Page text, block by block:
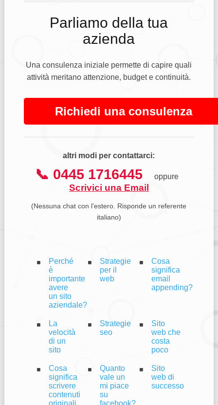
Parliamo della tua
azienda
Una consulenza iniziale permette di capire quali
attività meritano attenzione, budget e continuità.
Richiedi una consulenza
altri modi per contattarci:
📞 0445 1716445 oppure
Scrivici una Email
(Nessuna chat con l'estero. Risponde un referente
italiano)
Perché
è
importante
avere
un sito
aziendale?
Strategie
per il
web
Cosa
significa
email
appending?
La
velocità
di un
sito
Strategie
seo
Sito
web che
costa
poco
Cosa
significa
scrivere
contenuti
originali
Quanto
vale un
mi piace
su
facebook?
Sito
web di
successo